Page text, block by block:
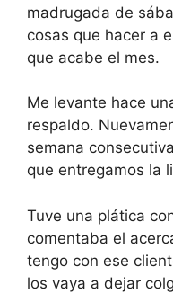
madrugada de
cosas que hacer a
que acabe el mes.
Me levante hace
respaldo.
semana
que entregamos la
Tuve una plática
comentaba el
tengo con ese
los vaya a dejar